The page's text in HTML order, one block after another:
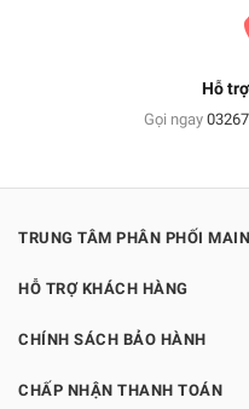
Hỗ
Gọi ngay
TRUNG TÂM PHÂN PHỐI
HỖ TRỢ KHÁCH HÀNG
CHÍNH SÁCH BẢO HÀNH
CHẤP NHẬN THANH TOÁN